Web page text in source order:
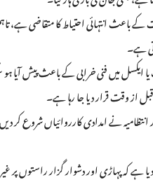
کے باعث انتہائی احتیاط کا متقاضی
ہے۔
یا ایکسل میں فنی خرابی کے باعث پیش
از وقت قرار دیا جا رہا ہے۔
نے امدادی کارروائیاں شروع کر
دیا ہے کہ پہاڑی اور دشوار گزار